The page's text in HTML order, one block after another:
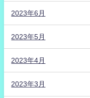
2023年6月
2023年5月
2023年4月
2023年3月